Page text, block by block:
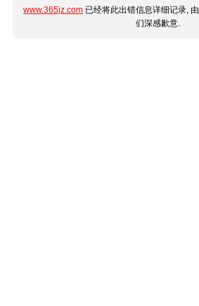
www.365jz.com 已经将此出错信息详细记录,
们深感歉意.